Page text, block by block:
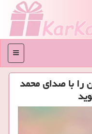
منو
را با صدای محمد